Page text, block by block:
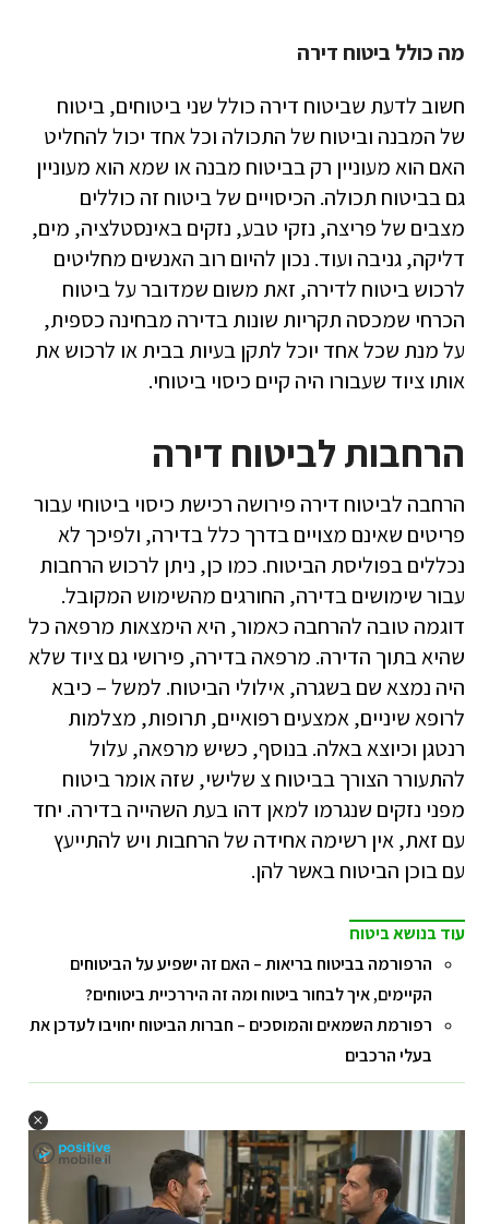
מה כולל ביטוח דירה
חשוב לדעת שביטוח דירה כולל שני ביטוחים, ביטוח
של המבנה וביטוח של התכולה וכל אחד יכול להחליט
האם הוא מעוניין רק בביטוח מבנה או שמא הוא מעוניין
גם בביטוח תכולה. הכיסויים של ביטוח זה כוללים
מצבים של פריצה, נזקי טבע, נזקים באינסטלציה, מים,
דליקה, גניבה ועוד. נכון להיום רוב האנשים מחליטים
לרכוש ביטוח לדירה, זאת משום שמדובר על ביטוח
הכרחי שמכסה תקריות שונות בדירה מבחינה כספית,
על מנת שכל אחד יוכל לתקן בעיות בבית או לרכוש את
אותו ציוד שעבורו היה קיים כיסוי ביטוחי.
הרחבות לביטוח דירה
הרחבה לביטוח דירה פירושה רכישת כיסוי ביטוחי עבור
פריטים שאינם מצויים בדרך כלל בדירה, ולפיכך לא
נכללים בפוליסת הביטוח. כמו כן, ניתן לרכוש הרחבות
עבור שימושים בדירה, החורגים מהשימוש המקובל.
דוגמה טובה להרחבה כאמור, היא הימצאות מרפאה כל
שהיא בתוך הדירה. מרפאה בדירה, פירושי גם ציוד שלא
היה נמצא שם בשגרה, אילולי הביטוח. למשל – כיבא
לרופא שיניים, אמצעים רפואיים, תרופות, מצלמות
רנטגן וכיוצא באלה. בנוסף, כשיש מרפאה, עלול
להתעורר הצורך בביטוח צ שלישי, שזה אומר ביטוח
מפני נזקים שנגרמו למאן דהו בעת השהייה בדירה. יחד
עם זאת, אין רשימה אחידה של הרחבות ויש להתייעץ
עם בוכן הביטוח באשר להן.
עוד בנושא ביטוח
הרפורמה בביטוח בריאות – האם זה ישפיע על הביטוחים
הקיימים, איך לבחור ביטוח ומה זה היררכיית ביטוחים?
רפורמת השמאים והמוסכים – חברות הביטוח יחויבו לעדכן את
בעלי הרכבים